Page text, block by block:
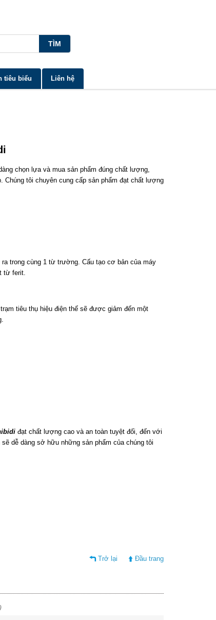
tiêu biểu Liên hệ
chọn lựa và mua sản phẩm đúng chất lượng,
tôi chuyên cung cấp sản phẩm đạt chất lượng
ra trong cùng 1 từ trường. Cấu tạo cơ bản của máy
từ ferit.
tiêu thụ hiệu điện thế sẽ được giảm đến một
đạt chất lượng cao và an toàn tuyệt đối, đến với
dễ dàng sở hữu những sản phẩm của chúng tôi
Trở lại Đầu trang